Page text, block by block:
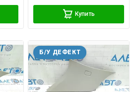
Купить
Б/У ДЕФЕКТ